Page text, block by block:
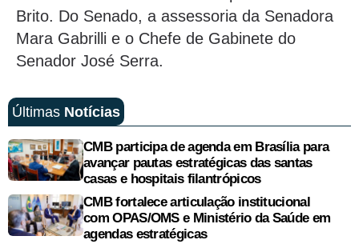
Brito. Do Senado, a assessoria da Senadora
Mara Gabrilli e o Chefe de Gabinete do
Senador José Serra.
Últimas Notícias
CMB participa de agenda em Brasília para
avançar pautas estratégicas das santas
casas e hospitais filantrópicos
CMB fortalece articulação institucional
com OPAS/OMS e Ministério da Saúde em
agendas estratégicas